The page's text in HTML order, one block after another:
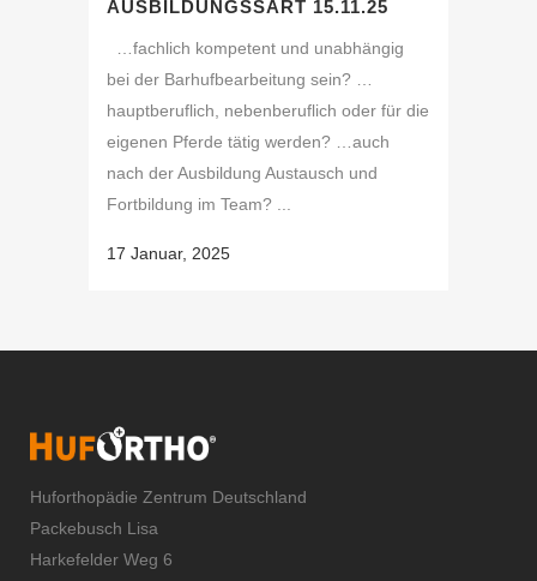
AUSBILDUNGSSART 15.11.25
…fachlich kompetent und unabhängig
bei der Barhufbearbeitung sein? …
hauptberuflich, nebenberuflich oder für die
eigenen Pferde tätig werden? …auch
nach der Ausbildung Austausch und
Fortbildung im Team? ...
17 Januar, 2025
Huforthopädie Zentrum Deutschland
Packebusch Lisa
Harkefelder Weg 6